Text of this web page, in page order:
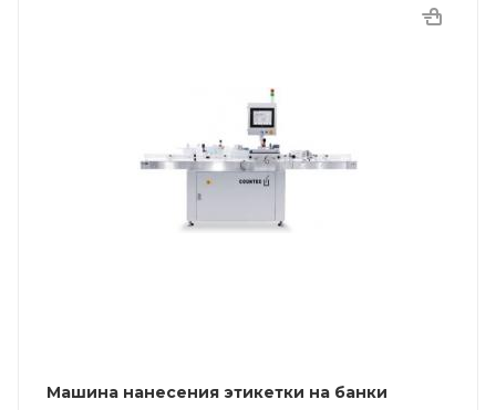
Машина нанесения этикетки на банки